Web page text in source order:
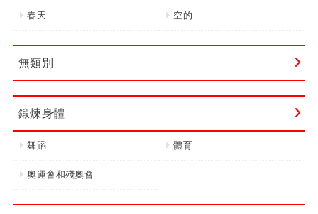
春天 空的
無類別
鍛煉身體
舞蹈 體育
奧運會和殘奧會